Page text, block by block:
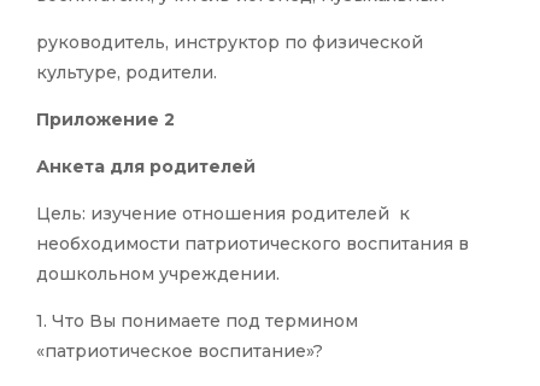
руководитель, инструктор по физической
культуре, родители.
Приложение 2
Анкета для родителей
Цель: изучение отношения родителей к
необходимости патриотического воспитания в
дошкольном учреждении.
1. Что Вы понимаете под термином
«патриотическое воспитание»?